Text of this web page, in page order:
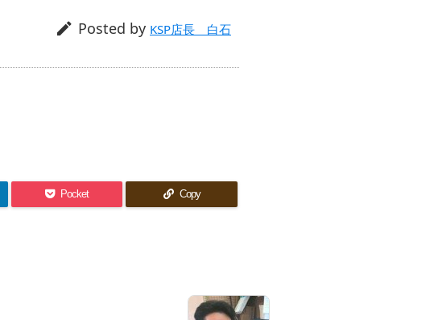
 Posted by KSP店長 白石
Pocket Copy